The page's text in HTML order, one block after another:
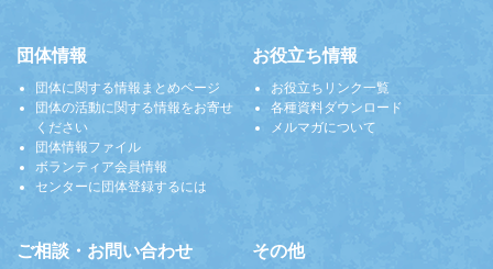
団体情報
団体に関する情報まとめページ
団体の活動に関する情報をお寄せ
ください
団体情報ファイル
ボランティア会員情報
センターに団体登録するには
お役立ち情報
お役立ちリンク一覧
各種資料ダウンロード
メルマガについて
ご相談・お問い合わせ その他